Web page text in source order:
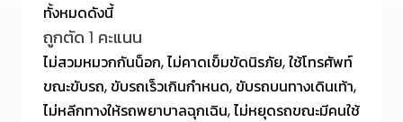
ทั้งหมดดังนี้
ถูกตัด 1 คะแนน
ไม่สวมหมวกกันน็อก, ไม่คาดเข็มขัดนิรภัย, ใช้โทรศัพท์
ขณะขับรถ, ขับรถเร็วเกินกำหนด, ขับรถบนทางเดินเท้า,
ไม่หลีกทางให้รถพยาบาลฉุกเฉิน, ไม่หยุดรถขณะมีคนใช้